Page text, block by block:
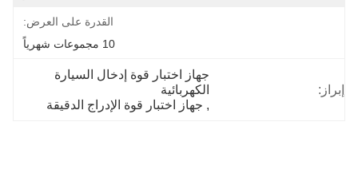
القدرة على العرض:
10 مجموعات شهرياً
إبراز:
جهاز اختبار قوة إدخال السيارة
الكهربائية
, جهاز اختبار قوة الإدراج الدقيقة